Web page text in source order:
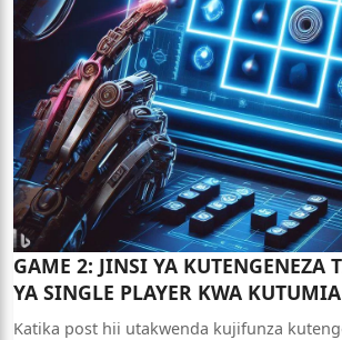
GAME 2: JINSI YA KUTENGENEZA
YA SINGLE PLAYER KWA KUTUMIA
HTML NA CSS
Katika post hii utakwenda kujifunza